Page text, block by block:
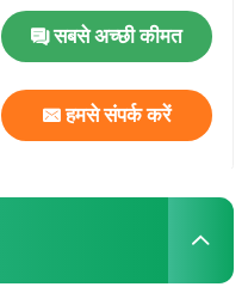
सबसे अच्छी कीमत
हमसे संपर्क करें